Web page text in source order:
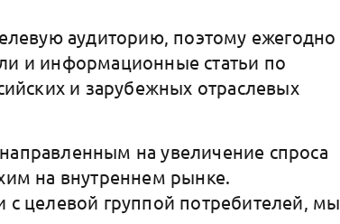
аудиторию, поэтому ежегодно
и информационные статьи по
и зарубежных отраслевых
на увеличение спроса
на внутреннем рынке.
целевой группой потребителей, мы